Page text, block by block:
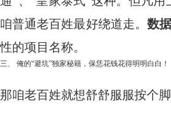
咱普通老百姓最好绕道走。 数
性的项目名称。
三、 俺的“避坑”独家秘籍，保恁花钱花得明明白白！
那咱老百姓就想舒舒服服按个